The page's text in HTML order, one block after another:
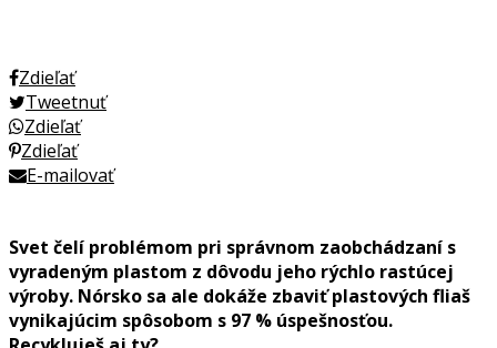
Zdieľať
Tweetnuť
Zdieľať
Zdieľať
E-mailovať
Svet čelí problémom pri správnom zaobchádzaní s
vyradeným plastom z dôvodu jeho rýchlo rastúcej
výroby. Nórsko sa ale dokáže zbaviť plastových fliaš
vynikajúcim spôsobom s 97 % úspešnosťou.